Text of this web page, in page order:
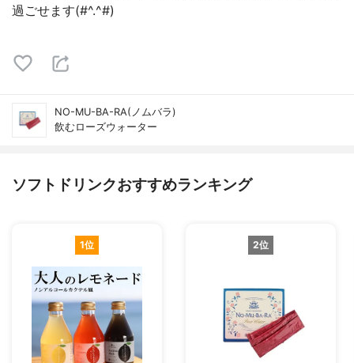
過ごせます(#^.^#)
NO-MU-BA-RA(ノムバラ)
飲むローズウォーター
ソフトドリンクおすすめランキング
1位 2位